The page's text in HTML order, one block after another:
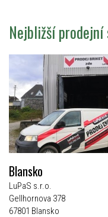
Nejbližší prodejní
Blansko
LuPaS s.r.o.
Gellhornova 378
67801 Blansko